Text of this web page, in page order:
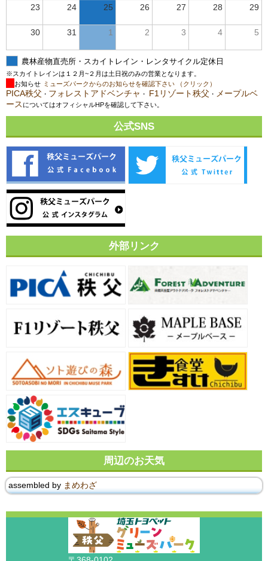
23 24 25 26 27 28 29
30 31 1 2 3 4 5
農林産物直売所・スカイトレイン・レンタサイクル定休日
※スカイトレインは１２月~２月は土日祝のみの営業となります。
お知らせ ミューズパークからのお知らせを確認下さい （クリック）
PICA秩父 ・ フォレストアドベンチャ ・ F1リゾート秩父 ・ メープルベ
ース についてはオフィシャルHPを確認して下さい。
公式SNS
外部リンク
周辺のお天気
assembled by まめわざ